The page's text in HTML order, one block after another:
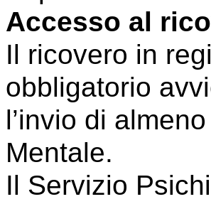
Accesso al
Il ricovero in
obbligatorio
l’invio di
Mentale.
Il Servizio